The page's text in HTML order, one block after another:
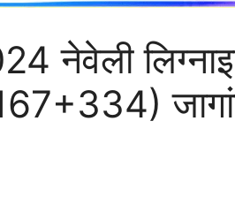
नेवेली